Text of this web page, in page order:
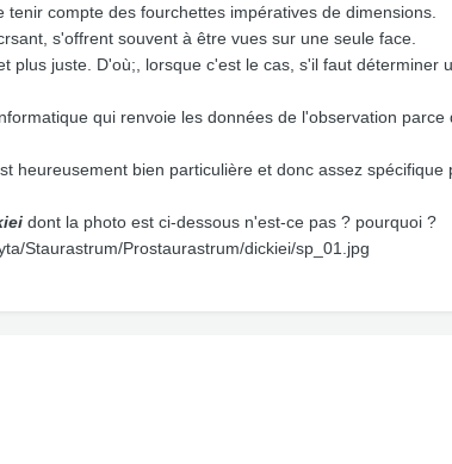
compte des fourchettes impératives de dimensions.
s'offrent souvent à être vues sur une seule face.
plus juste. D'où;, lorsque c'est le cas, s'il faut
qui renvoie les données de l'observation
heureusement bien particulière et donc assez spécifique
dont la photo est ci-dessous n'est-ce pas ? pourquoi ?
Staurastrum/Prostaurastrum/dickiei/sp_01.jpg